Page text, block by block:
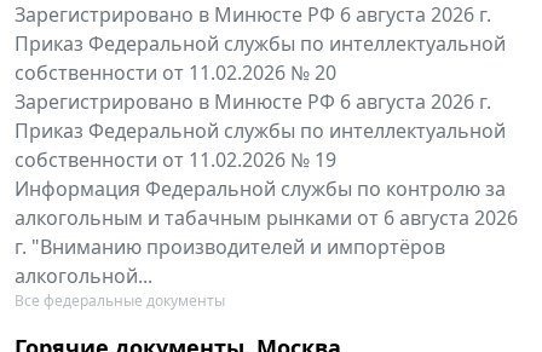
Зарегистрировано в Минюсте РФ 6 августа 2026 г.
Приказ Федеральной службы по интеллектуальной
собственности от 11.02.2026 № 20
Зарегистрировано в Минюсте РФ 6 августа 2026 г.
Приказ Федеральной службы по интеллектуальной
собственности от 11.02.2026 № 19
Информация Федеральной службы по контролю за
алкогольным и табачным рынками от 6 августа 2026
г. "Вниманию производителей и импортёров
алкогольной...
Все федеральные документы